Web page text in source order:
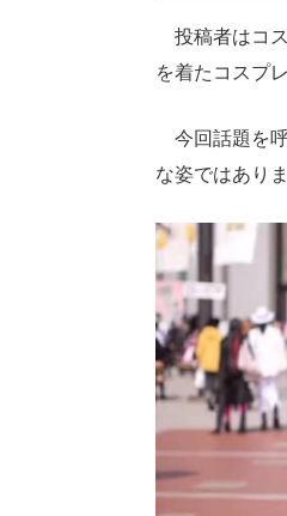
投稿者はコ
を着たコスプ
今回話題を呼
な姿ではあり